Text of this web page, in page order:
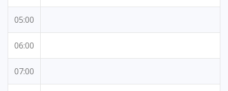
05:00
06:00
07:00